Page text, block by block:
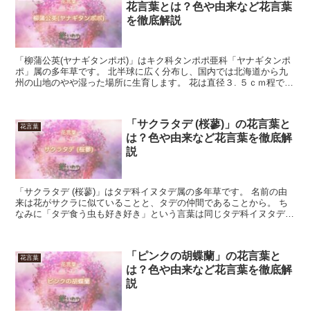
花言葉とは？色や由来など花言葉
を徹底解説
「柳蒲公英(ヤナギタンポポ)」はキク科タンポポ亜科「ヤナギタンポ
ポ」属の多年草です。 北半球に広く分布し、国内では北海道から九
州の山地のやや湿った場所に生育します。 花は直径３. ５ｃｍ程で、
花言葉
「サクラタデ (桜蓼)」の花言葉と
は？色や由来など花言葉を徹底解
説
「サクラタデ (桜蓼)」はタデ科イヌタデ属の多年草です。 名前の由
来は花がサクラに似ていることと、タデの仲間であることから。 ち
なみに「タデ食う虫も好き好き」という言葉は同じタデ科イヌタデ属
花言葉
「ピンクの胡蝶蘭」の花言葉と
は？色や由来など花言葉を徹底解
説